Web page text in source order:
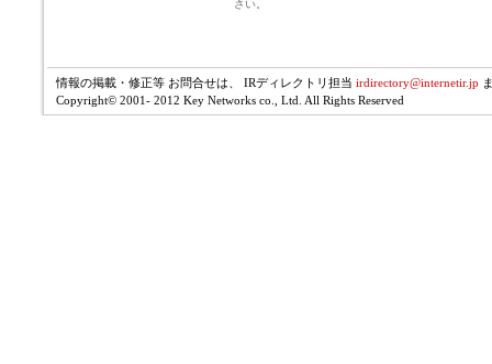
さい。
情報の掲載・修正等 お問合せは、 IRディレクトリ担当 irdirectory@internetir.jp
Copyright© 2001- 2012 Key Networks co., Ltd. All Rights Reserved